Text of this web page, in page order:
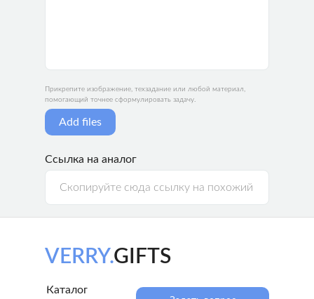
Прикрепите изображение, техзадание или любой материал,
помогающий точнее сформулировать задачу.
Add files
Ссылка на аналог
Каталог
VERRY.GIFTS